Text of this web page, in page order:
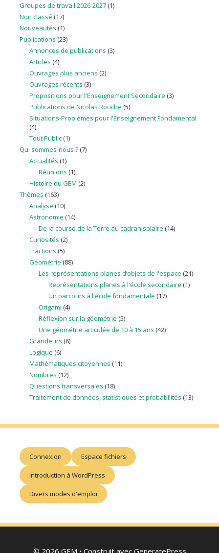
Groupes de travail 2026-2027 (1)
Non classé (17)
Nouveautés (1)
Publications (23)
Annonces de publications (3)
Articles (4)
Ouvrages plus anciens (2)
Ouvrages récents (3)
Propositions pour l'Enseignement Secondaire (3)
Publications de Nicolas Rouche (5)
Situations-Problèmes pour l'Enseignement Fondamental
(4)
Tout Public(1)
Qui sommes-nous ? (7)
Actualités (1)
Réunions (1)
Histoire du GEM (2)
Thèmes (163)
Analyse (10)
Astronomie (14)
De la course de la Terre au cadran solaire (14)
Curiosités (2)
Fractions (5)
Géométrie (88)
Les représentations planes d’objets de l'espace (21)
Représentations planes à l'école secondaire (1)
Un parcours à l'école fondamentale (17)
Origami (4)
Réflexion sur la géométrie (5)
Une géométrie articulée de 10 à 15 ans (42)
Grandeurs (6)
Logique (6)
Mathématiques citoyennes (11)
Nombres (12)
Questions transversales (18)
Traitement de données, statistiques et probabilités (13)
Connexion Espace fichiers
Introduction à WordPress
Divers modes d'emploi
© 2026 GEM • Construit avec GeneratePress